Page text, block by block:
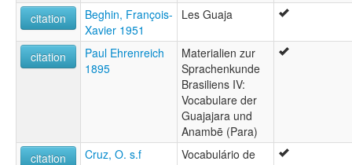
citation
Beghin, François-
Xavier 1951
Les Guaja
citation
Paul Ehrenreich
1895
Materialien zur
Sprachenkunde
Brasiliens IV:
Vocabulare der
Guajajara und
Anambē (Para)
citation
Cruz, O. s.f
Vocabulário de